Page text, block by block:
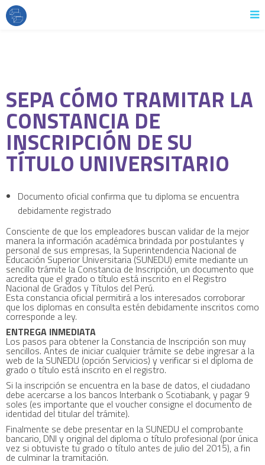
SEPA CÓMO TRAMITAR LA
CONSTANCIA DE
INSCRIPCIÓN DE SU
TÍTULO UNIVERSITARIO
Documento oficial confirma que tu diploma se encuentra
debidamente registrado
Consciente de que los empleadores buscan validar de la mejor
manera la información académica brindada por postulantes y
personal de sus empresas, la Superintendencia Nacional de
Educación Superior Universitaria (SUNEDU) emite mediante un
sencillo trámite la Constancia de Inscripción, un documento que
acredita que el grado o título está inscrito en el Registro
Nacional de Grados y Títulos del Perú.
Esta constancia oficial permitirá a los interesados corroborar
que los diplomas en consulta estén debidamente inscritos como
corresponde a ley.
ENTREGA INMEDIATA
Los pasos para obtener la Constancia de Inscripción son muy
sencillos. Antes de iniciar cualquier trámite se debe ingresar a la
web de la SUNEDU (opción Servicios) y verificar si el diploma de
grado o título está inscrito en el registro.
Si la inscripción se encuentra en la base de datos, el ciudadano
debe acercarse a los bancos Interbank o Scotiabank, y pagar 9
soles (es importante que el voucher consigne el documento de
identidad del titular del trámite).
Finalmente se debe presentar en la SUNEDU el comprobante
bancario, DNI y original del diploma o título profesional (por única
vez si obtuviste tu grado o título antes de julio del 2015), a fin
de culminar la tramitación.